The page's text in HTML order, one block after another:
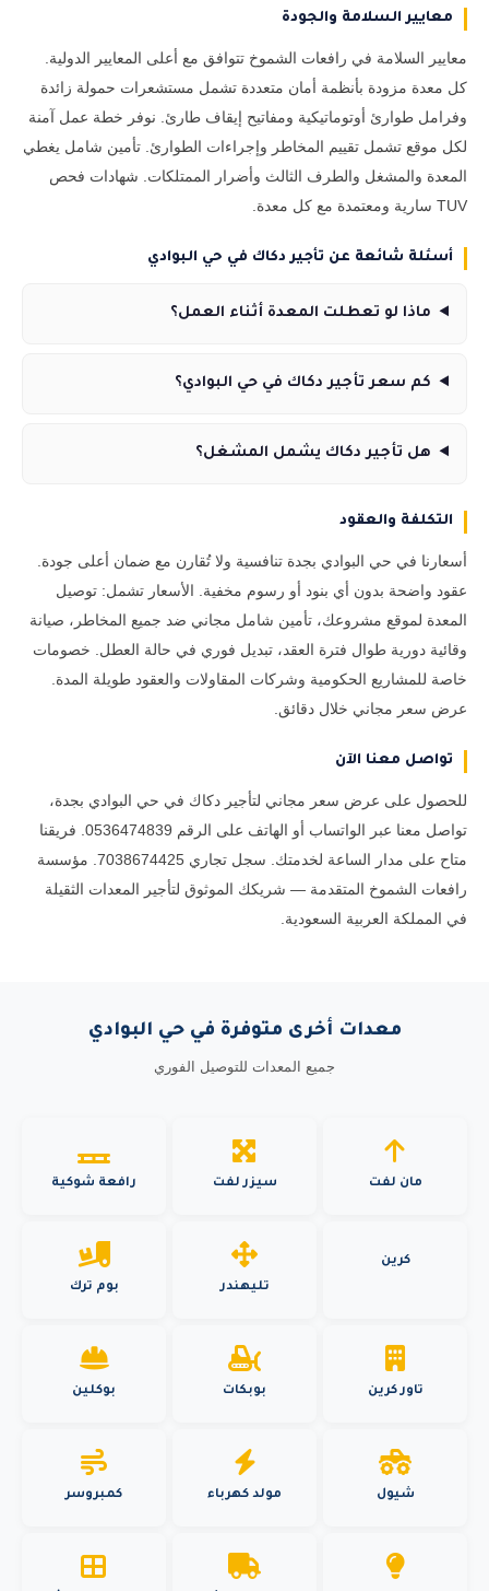
معايير السلامة والجودة
معايير السلامة في رافعات الشموخ تتوافق مع أعلى المعايير الدولية.
كل معدة مزودة بأنظمة أمان متعددة تشمل مستشعرات حمولة زائدة
وفرامل طوارئ أوتوماتيكية ومفاتيح إيقاف طارئ. نوفر خطة عمل آمنة
لكل موقع تشمل تقييم المخاطر وإجراءات الطوارئ. تأمين شامل يغطي
المعدة والمشغل والطرف الثالث وأضرار الممتلكات. شهادات فحص
TUV سارية ومعتمدة مع كل معدة.
أسئلة شائعة عن تأجير دكاك في حي البوادي
ماذا لو تعطلت المعدة أثناء العمل؟
كم سعر تأجير دكاك في حي البوادي؟
هل تأجير دكاك يشمل المشغل؟
التكلفة والعقود
أسعارنا في حي البوادي بجدة تنافسية ولا تُقارن مع ضمان أعلى جودة.
عقود واضحة بدون أي بنود أو رسوم مخفية. الأسعار تشمل: توصيل
المعدة لموقع مشروعك، تأمين شامل مجاني ضد جميع المخاطر، صيانة
وقائية دورية طوال فترة العقد، تبديل فوري في حالة العطل. خصومات
خاصة للمشاريع الحكومية وشركات المقاولات والعقود طويلة المدة.
عرض سعر مجاني خلال دقائق.
تواصل معنا الآن
للحصول على عرض سعر مجاني لتأجير دكاك في حي البوادي بجدة،
تواصل معنا عبر الواتساب أو الهاتف على الرقم 0536474839. فريقنا
متاح على مدار الساعة لخدمتك. سجل تجاري 7038674425. مؤسسة
رافعات الشموخ المتقدمة — شريكك الموثوق لتأجير المعدات الثقيلة
في المملكة العربية السعودية.
معدات أخرى متوفرة في حي البوادي
جميع المعدات للتوصيل الفوري
مان لفت سيزر لفت رافعة شوكية
كرين
تليهندر
بوم ترك
تاور كرين بوبكات بوكلين
شيول مولد كهرباء كمبروسر